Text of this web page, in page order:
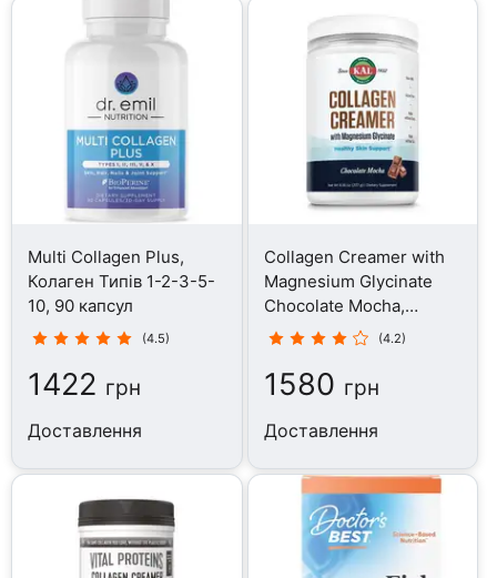
Multi Collagen Plus,
Колаген Типів 1-2-3-5-
10, 90 капсул
(4.5)
1422 грн
Доставлення
Collagen Creamer with
Magnesium Glycinate
Chocolate Mocha,
Колаген, 237 г(4.2)
1580 грн
Доставлення